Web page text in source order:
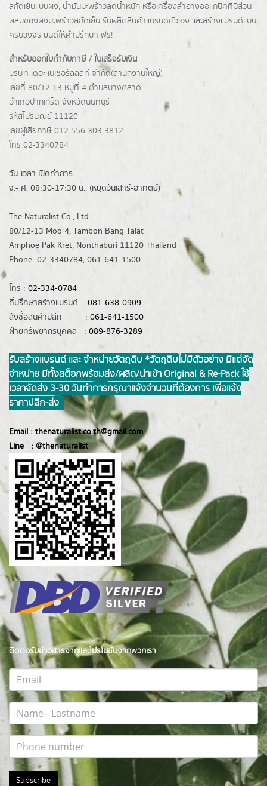
สกัดเย็นแบบผง, น้ำมันมะพร้าวลดน้ำหนัก หรือเครื่องสำอางออแกนิคที่มีส่วน
ผสมของผงมะพร้าวสกัดเย็น รับผลิตสินค้าแบรนด์ตัวเอง และสร้างแบรนด์แบบ
ครบวงจร ยินดีให้คำปรึกษา ฟรี!
สำหรับออกใบกำกับภาษี / ใบเสร็จรับเงิน
บริษัท เดอะ เนเชอรัลลิสท์ จำกัด(ส่านักงานใหญ่)
เลขที่ 80/12-13 หมู่ที่ 4 ตำบลบางตลาด
อำเภอปากเกร็ด จังหวัดนนทบุรี
รหัสไปรษณีย์ 11120
เลขผู้เสียภาษี 012 556 303 3812
โทร 02-3340784
วัน-เวลา เปิดทำการ :
จ.- ศ. 08:30-17:30 น.. (หยุดวันเสาร์-อาทิตย์)
The Naturalist Co., Ltd.
80/12-13 Moo 4, Tambon Bang Talat
Amphoe Pak Kret, Nonthaburi 11120 Thailand
Phone: 02-3340784, 061-641-1500
โทร : 02-334-0784
ที่ปรึกษาสร้างแบรนด์ : 081-638-0909
สั่งซื้อสินค้าปลีก : 061-641-1500
ฝ่ายทรัพยากรบุคคล : 089-876-3289
รับสร้างแบรนด์ และ จำหน่ายวัตถุดิบ *วัตถุดิบไม่มีตัวอย่าง มีแต่จัด
จำหน่าย มีทั้งสต็อกพร้อมส่ง/ผลิต/นำเข้า Original & Re-Pack ใช้
เวลาจัดส่ง 3-30 วันทำการ กรุณาแจ้งจำนวนที่ต้องการ เพื่อแจ้ง
ราคาปลีก-ส่ง
Email : thenaturalist.co.th@gmail.com
Line : @thenaturalist
ติดต่อรับข่าวสารจากและโปรโมชั่นจากพวกเรา
Subscribe